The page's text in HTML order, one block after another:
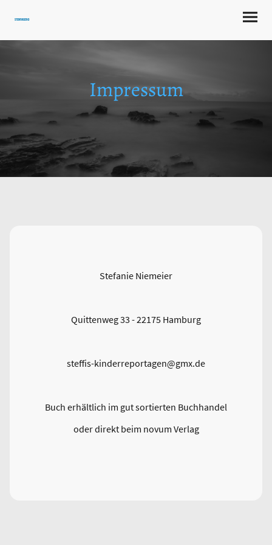
steintausend
Impressum
Stefanie Niemeier
Quittenweg 33 - 22175 Hamburg
steffis-kinderreportagen@gmx.de
Buch erhältlich im gut sortierten Buchhandel
oder direkt beim novum Verlag